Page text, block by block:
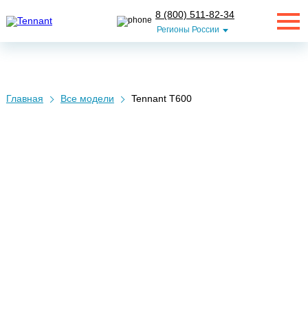
8 (800) 511-82-34
Регионы России
Главная Все модели Tennant Т600